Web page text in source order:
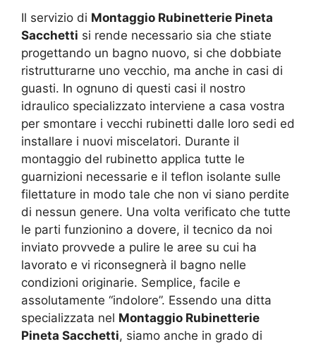
Il servizio di Montaggio Rubinetterie Pineta
Sacchetti si rende necessario sia che stiate
progettando un bagno nuovo, si che dobbiate
ristrutturarne uno vecchio, ma anche in casi di
guasti. In ognuno di questi casi il nostro
idraulico specializzato interviene a casa vostra
per smontare i vecchi rubinetti dalle loro sedi ed
installare i nuovi miscelatori. Durante il
montaggio del rubinetto applica tutte le
guarnizioni necessarie e il teflon isolante sulle
filettature in modo tale che non vi siano perdite
di nessun genere. Una volta verificato che tutte
le parti funzionino a dovere, il tecnico da noi
inviato provvede a pulire le aree su cui ha
lavorato e vi riconsegnerà il bagno nelle
condizioni originarie. Semplice, facile e
assolutamente “indolore”. Essendo una ditta
specializzata nel Montaggio Rubinetterie
Pineta Sacchetti, siamo anche in grado di